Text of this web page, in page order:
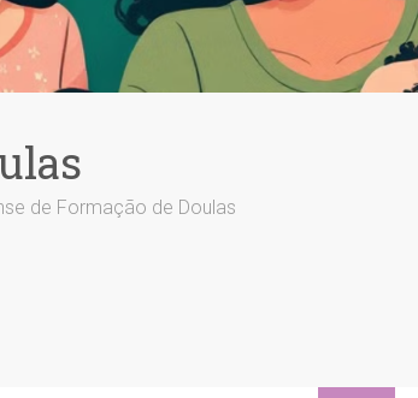
de Formação de Doulas